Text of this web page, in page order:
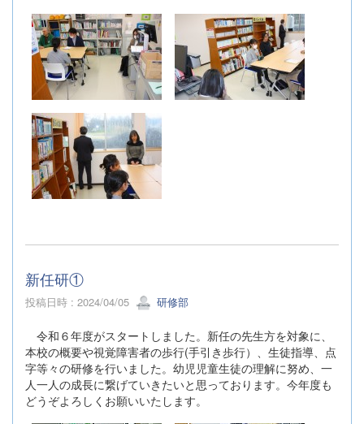
新任研①
投稿日時 : 2024/04/05 研修部
令和６年度がスタートしました。新任の先生方を対象に、
本校の概要や視覚障害者の歩行(手引き歩行）、生徒指導、点
字等々の研修を行いました。幼児児童生徒の理解に努め、一
人一人の成長に繋げていきたいと思っております。今年度も
どうぞよろしくお願いいたします。